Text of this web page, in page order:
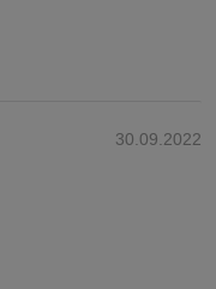
30.09.2022